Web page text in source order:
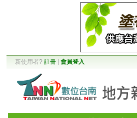
新使用者? 註冊 會員登入